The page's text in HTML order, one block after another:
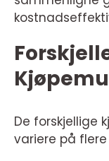
De forskjellige
variere på